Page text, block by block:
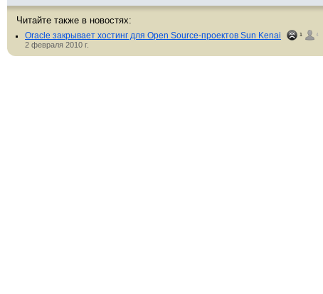
Читайте также в новостях:
Oracle закрывает хостинг для Open Source-проектов Sun Kenai 1 4
2 февраля 2010 г.